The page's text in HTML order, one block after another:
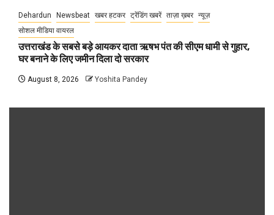
Dehardun Newsbeat खबर हटकर ट्रेंडिंग खबरें ताज़ा ख़बर न्यूज़
सोशल मीडिया वायरल
उत्तराखंड के सबसे बड़े आयकर दाता ऋषभ पंत की सीएम धामी से गुहार,
घर बनाने के लिए जमीन दिला दो सरकार
August 8, 2026 Yoshita Pandey